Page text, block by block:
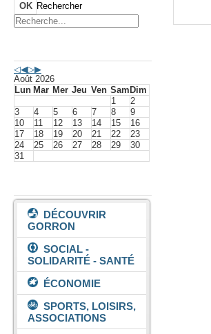
OK Rechercher
Août 2026
Lun Mar Mer Jeu Ven Sam Dim
1
2
3
4 5 6 7 8
9
10
11 12 13 14 15
16
17
18 19 20 21 22
23
24
25 26 27 28 29
30
31
DÉCOUVRIR
GORRON
SOCIAL -
SOLIDARITÉ - SANTÉ
ÉCONOMIE
SPORTS, LOISIRS,
ASSOCIATIONS